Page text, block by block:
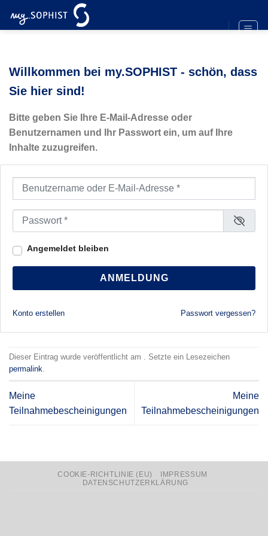
Inhalt
Willkommen bei my.SOPHIST - schön, dass
Sie hier sind!
Bitte geben Sie Ihre E-Mail-Adresse oder
Benutzernamen und Ihr Passwort ein, um auf Ihre
Inhalte zuzugreifen.
Benutzername oder E-Mail-Adresse
Passwort
Angemeldet bleiben
ANMELDUNG
Konto erstellen Passwort vergessen?
Dieser Eintrag wurde veröffentlicht am . Setzte ein Lesezeichen
permalink.
Meine
Teilnahmebescheinigungen
Meine
Teilnahmebescheinigungen
COOKIE-RICHTLINIE (EU)
IMPRESSUM
DATENSCHUTZERKLÄRUNG